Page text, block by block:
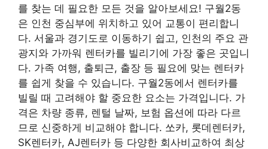
를 찾는 데 필요한 모든 것을 알아보세요! 구월2동
은 인천 중심부에 위치하고 있어 교통이 편리합니
다. 서울과 경기도로 이동하기 쉽고, 인천의 주요 관
광지와 가까워 렌터카를 빌리기에 가장 좋은 곳입니
다. 가족 여행, 출퇴근, 출장 등 필요에 맞는 렌터카
를 쉽게 찾을 수 있습니다. 구월2동에서 렌터카를
빌릴 때 고려해야 할 중요한 요소는 가격입니다. 가
격은 차량 종류, 렌털 날짜, 보험 옵션에 따라 다르
므로 신중하게 비교해야 합니다. 쏘카, 롯데렌터카,
SK렌터카, AJ렌터카 등 다양한 회사비교하여 최상